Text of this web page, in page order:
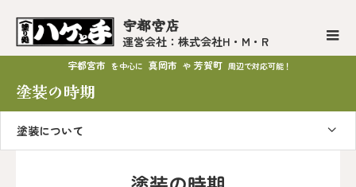
宇都宮店
運営会社：株式会社H・M・R
宇都宮市 を中心に 真岡市 や 芳賀町 周辺で対応可能！
塗装の時期
塗装について